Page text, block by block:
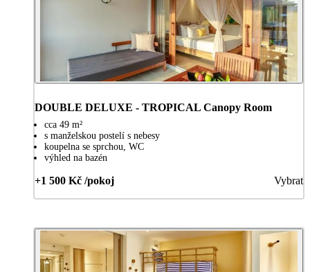
DOUBLE DELUXE - TROPICAL Canopy Room
cca 49 m²
s manželskou postelí s nebesy
koupelna se sprchou, WC
výhled na bazén
+1 500 Kč /pokoj Vybrat